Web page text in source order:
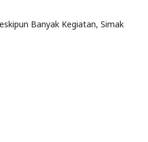
Banyak Kegiatan, Simak